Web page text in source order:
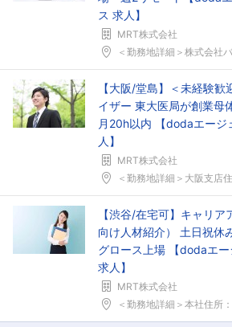
ス 求人】
MRT株式会社
＜勤務地詳細＞株式会社バリュ
【大阪/堂島】＜未経験
イザー 東大医局が創業母
月20h以内 【dodaエージ
人】
MRT株式会社
＜勤務地詳細＞大阪支店住所：
【渋谷/在宅可】キャリ
向け人材紹介） 土日祝休
グロース上場 【dodaエ
求人】
MRT株式会社
＜勤務地詳細＞本社住所：